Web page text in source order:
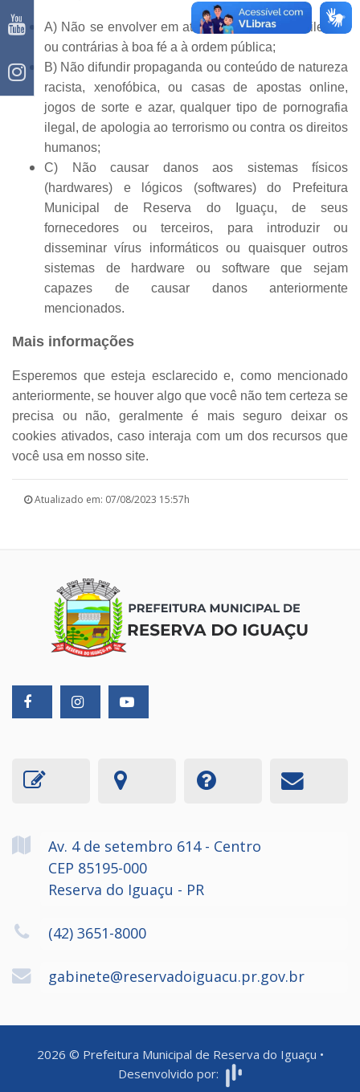
A) Não se envolver em atividades que sejam ilegais
ou contrárias à boa fé a à ordem pública;
B) Não difundir propaganda ou conteúdo de natureza
racista, xenofóbica, ou casas de apostas online,
jogos de sorte e azar, qualquer tipo de pornografia
ilegal, de apologia ao terrorismo ou contra os direitos
humanos;
C) Não causar danos aos sistemas físicos
(hardwares) e lógicos (softwares) do Prefeitura
Municipal de Reserva do Iguaçu, de seus
fornecedores ou terceiros, para introduzir ou
disseminar vírus informáticos ou quaisquer outros
sistemas de hardware ou software que sejam
capazes de causar danos anteriormente
mencionados.
Mais informações
Esperemos que esteja esclarecido e, como mencionado
anteriormente, se houver algo que você não tem certeza se
precisa ou não, geralmente é mais seguro deixar os
cookies ativados, caso interaja com um dos recursos que
você usa em nosso site.
Atualizado em: 07/08/2023 15:57h
Av. 4 de setembro 614 - Centro
CEP 85195-000
Reserva do Iguaçu - PR
(42) 3651-8000
gabinete@reservadoiguacu.pr.gov.br
2026 © Prefeitura Municipal de Reserva do Iguaçu •
Desenvolvido por: